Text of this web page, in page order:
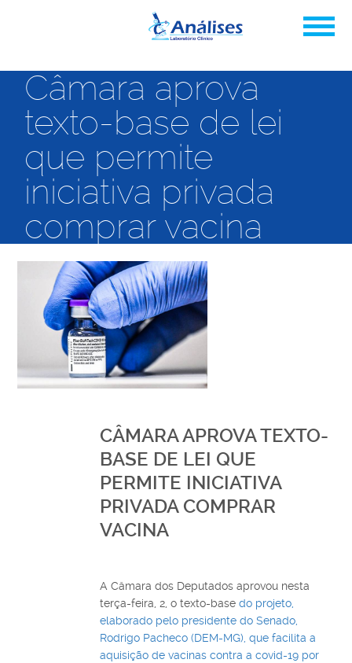
Câmara aprova
texto-base de lei
que permite
iniciativa privada
comprar vacina
CÂMARA APROVA TEXTO-
BASE DE LEI QUE
PERMITE INICIATIVA
PRIVADA COMPRAR
VACINA
A Câmara dos Deputados aprovou nesta
terça-feira, 2, o texto-basedo projeto,
elaborado pelo presidente do Senado,
Rodrigo Pacheco (DEM-MG), que facilita a
aquisição de vacinas contra a covid-19 por